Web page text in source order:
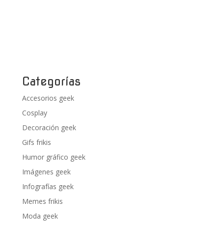
Categorías
Accesorios geek
Cosplay
Decoración geek
Gifs frikis
Humor gráfico geek
Imágenes geek
Infografías geek
Memes frikis
Moda geek